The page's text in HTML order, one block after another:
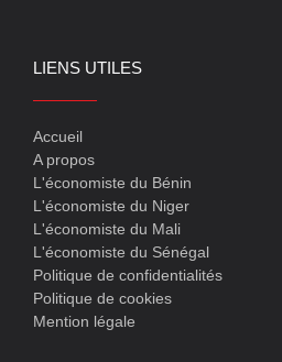
LIENS UTILES
Accueil
A propos
L'économiste du Bénin
L'économiste du Niger
L'économiste du Mali
L'économiste du Sénégal
Politique de confidentialités
Politique de cookies
Mention légale